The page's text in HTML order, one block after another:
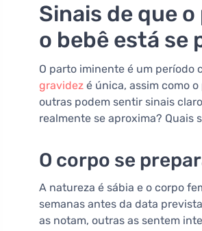
Sinais de que
o bebê está se
O parto iminente é um período
gravidez é única, assim como
outras podem sentir sinais
realmente se aproxima? Quais
O corpo se
A natureza é sábia e o corpo
semanas antes da data
as notam, outras as sentem